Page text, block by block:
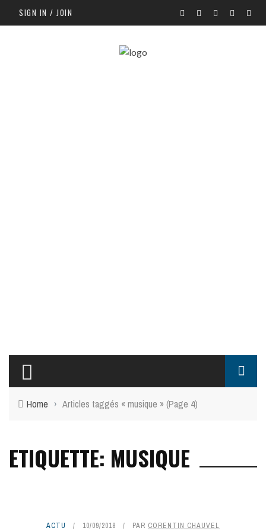
SIGN IN / JOIN
Home › Articles taggés « musique »(Page 4)
ETIQUETTE: MUSIQUE
ACTU 10/09/2018 PAR CORENTIN CHAUVEL